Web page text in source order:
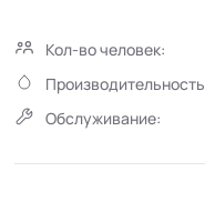
Кол-во человек:
Обслуживание: